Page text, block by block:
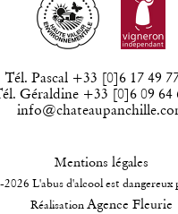
Tél. Pascal +33 [0]6 17 49
Géraldine +33 [0]6 09 64
Mentions légales
L'abus d'alcool est dangereux
Réalisation Agence Fleurie